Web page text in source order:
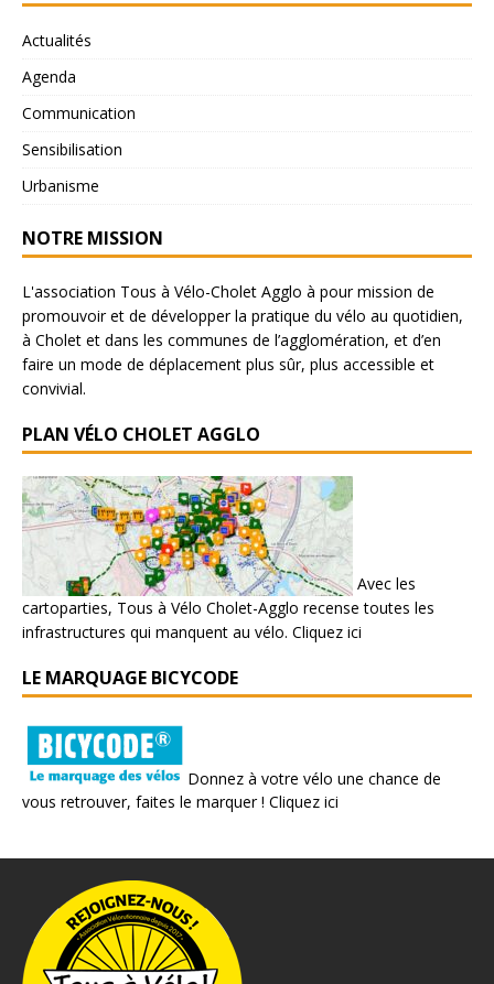
Actualités
Agenda
Communication
Sensibilisation
Urbanisme
NOTRE MISSION
L'association Tous à Vélo-Cholet Agglo à pour mission de
promouvoir et de développer la pratique du vélo au quotidien,
à Cholet et dans les communes de l’agglomération, et d’en
faire un mode de déplacement plus sûr, plus accessible et
convivial.
PLAN VÉLO CHOLET AGGLO
Avec les
cartoparties, Tous à Vélo Cholet-Agglo recense toutes les
infrastructures qui manquent au vélo. Cliquez ici
LE MARQUAGE BICYCODE
Donnez à votre vélo une chance de
vous retrouver, faites le marquer ! Cliquez ici